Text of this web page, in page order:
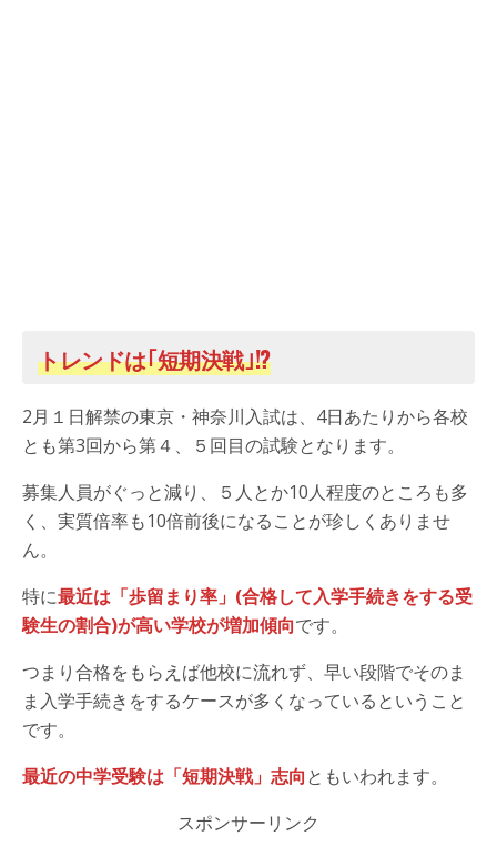
トレンドは｢短期決戦｣!?
2月１日解禁の東京・神奈川入試は、4日あたりから各校
とも第3回から第４、５回目の試験となります。
募集人員がぐっと減り、５人とか10人程度のところも多
く、実質倍率も10倍前後になることが珍しくありませ
ん。
特に最近は「歩留まり率」(合格して入学手続きをする受
験生の割合)が高い学校が増加傾向です。
つまり合格をもらえば他校に流れず、早い段階でそのま
ま入学手続きをするケースが多くなっているということ
です。
最近の中学受験は「短期決戦」志向ともいわれます。
スポンサーリンク